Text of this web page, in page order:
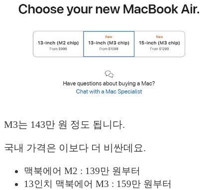
M3는 143만 원 정도 됩니다.
국내 가격은 이보다 더 비싼데요.
맥북에어 M2 : 139만 원부터
13인치 맥북에어 M3 : 159만 원부터